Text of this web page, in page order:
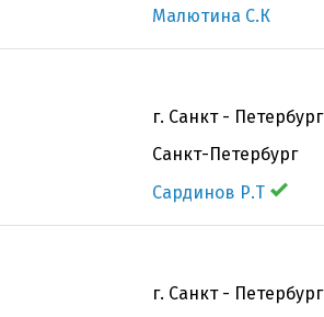
Малютина С.К
г. Санкт - Петербург
Санкт-Петербург
Сардинов Р.Т
г. Санкт - Петербург